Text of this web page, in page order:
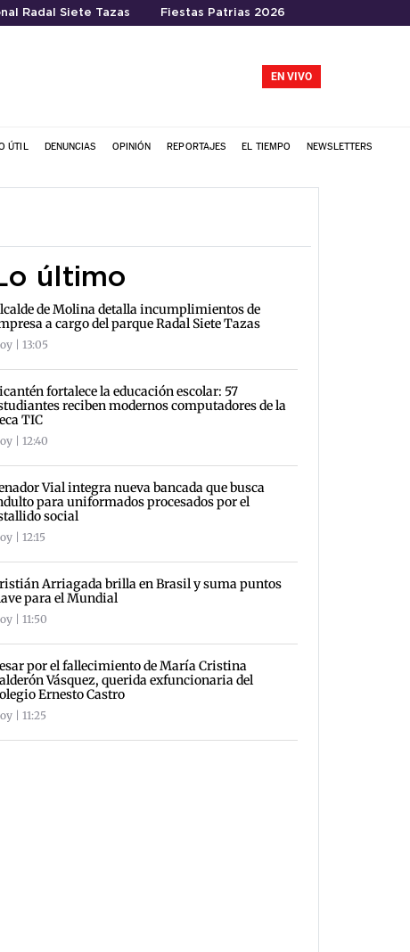
Radal Siete Tazas Fiestas Patrias 2026
EN VIVO
ÚTIL DENUNCIAS OPINIÓN REPORTAJES EL TIEMPO NEWSLETTERS
último
de Molina detalla incumplimientos de
a cargo del parque Radal Siete Tazas
| 13:05
fortalece la educación escolar: 57
reciben modernos computadores de la
TIC
| 12:40
Vial integra nueva bancada que busca
para uniformados procesados por el
social
| 12:15
Arriagada brilla en Brasil y suma puntos
para el Mundial
| 11:50
por el fallecimiento de María Cristina
Vásquez, querida exfuncionaria del
Ernesto Castro
| 11:25